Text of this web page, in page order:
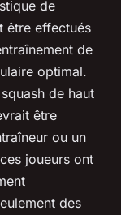
de
être effectués
de
optimal.
de haut
être
ou un
joueurs ont
des